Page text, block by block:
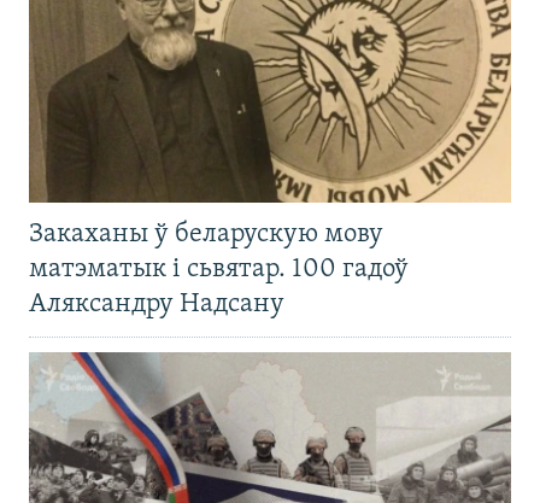
Закаханы ў беларускую мову
матэматык і сьвятар. 100 гадоў
Аляксандру Надсану